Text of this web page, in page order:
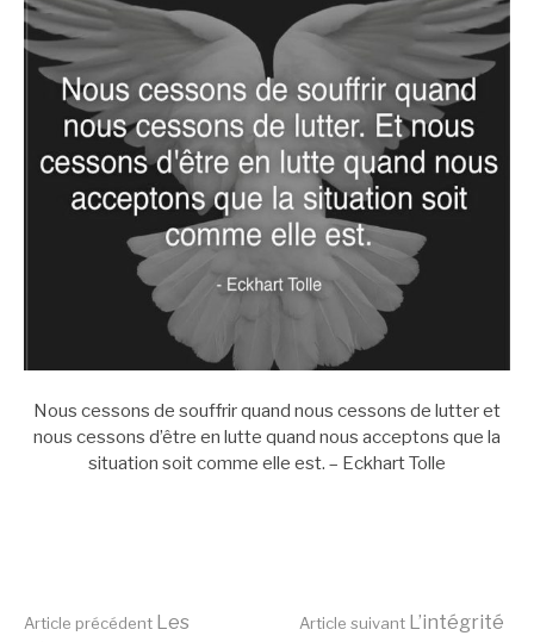
Nous cessons de souffrir quand nous cessons de lutter et
nous cessons d’être en lutte quand nous acceptons que la
situation soit comme elle est. – Eckhart Tolle
Article précédent Les
Article suivant L’intégrité